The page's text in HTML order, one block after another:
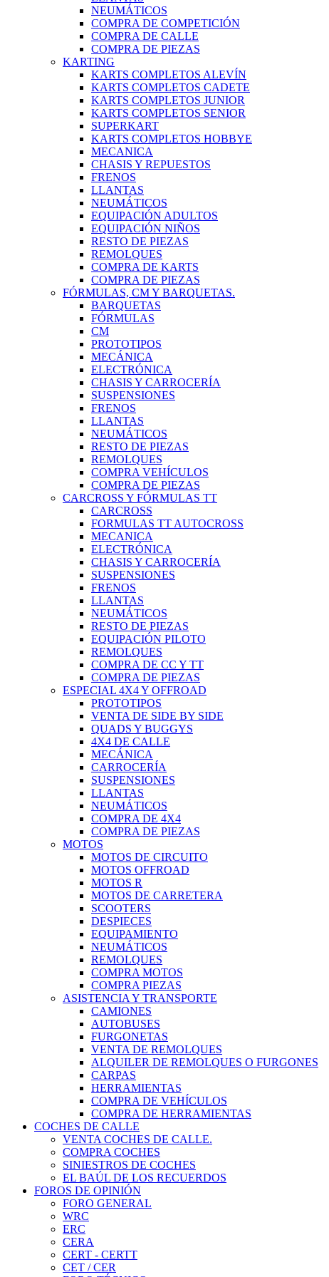
NEUMÁTICOS
COMPRA DE COMPETICIÓN
COMPRA DE CALLE
COMPRA DE PIEZAS
KARTING
KARTS COMPLETOS ALEVÍN
KARTS COMPLETOS CADETE
KARTS COMPLETOS JUNIOR
KARTS COMPLETOS SENIOR
SUPERKART
KARTS COMPLETOS HOBBYE
MECANICA
CHASIS Y REPUESTOS
FRENOS
LLANTAS
NEUMÁTICOS
EQUIPACIÓN ADULTOS
EQUIPACIÓN NIÑOS
RESTO DE PIEZAS
REMOLQUES
COMPRA DE KARTS
COMPRA DE PIEZAS
FÓRMULAS, CM Y BARQUETAS.
BARQUETAS
FÓRMULAS
CM
PROTOTIPOS
MECÁNICA
ELECTRÓNICA
CHASIS Y CARROCERÍA
SUSPENSIONES
FRENOS
LLANTAS
NEUMÁTICOS
RESTO DE PIEZAS
REMOLQUES
COMPRA VEHÍCULOS
COMPRA DE PIEZAS
CARCROSS Y FÓRMULAS TT
CARCROSS
FORMULAS TT AUTOCROSS
MECANICA
ELECTRÓNICA
CHASIS Y CARROCERÍA
SUSPENSIONES
FRENOS
LLANTAS
NEUMÁTICOS
RESTO DE PIEZAS
EQUIPACIÓN PILOTO
REMOLQUES
COMPRA DE CC Y TT
COMPRA DE PIEZAS
ESPECIAL 4X4 Y OFFROAD
PROTOTIPOS
VENTA DE SIDE BY SIDE
QUADS Y BUGGYS
4X4 DE CALLE
MECÁNICA
CARROCERÍA
SUSPENSIONES
LLANTAS
NEUMÁTICOS
COMPRA DE 4X4
COMPRA DE PIEZAS
MOTOS
MOTOS DE CIRCUITO
MOTOS OFFROAD
MOTOS R
MOTOS DE CARRETERA
SCOOTERS
DESPIECES
EQUIPAMIENTO
NEUMÁTICOS
REMOLQUES
COMPRA MOTOS
COMPRA PIEZAS
ASISTENCIA Y TRANSPORTE
CAMIONES
AUTOBUSES
FURGONETAS
VENTA DE REMOLQUES
ALQUILER DE REMOLQUES O FURGONES
CARPAS
HERRAMIENTAS
COMPRA DE VEHÍCULOS
COMPRA DE HERRAMIENTAS
COCHES DE CALLE
VENTA COCHES DE CALLE.
COMPRA COCHES
SINIESTROS DE COCHES
EL BAÚL DE LOS RECUERDOS
FOROS DE OPINIÓN
FORO GENERAL
WRC
ERC
CERA
CERT - CERTT
CET / CER